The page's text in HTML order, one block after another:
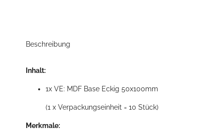
Beschreibung
Inhalt:
1x VE: MDF Base Eckig 50x100mm
(1 x Verpackungseinheit = 10 Stück)
Merkmale: